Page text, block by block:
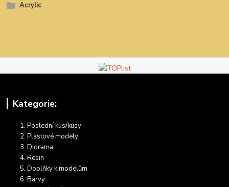
Acrylic
Kategorie:
Poslední kus/kusy
Plastové modely
Diorama
Resin
Doplňky k modelům
Barvy